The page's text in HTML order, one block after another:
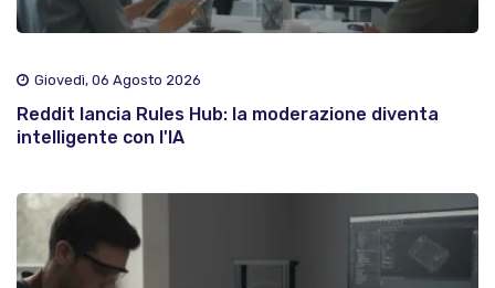
Giovedì, 06 Agosto 2026
Reddit lancia Rules Hub: la moderazione diventa
intelligente con l'IA